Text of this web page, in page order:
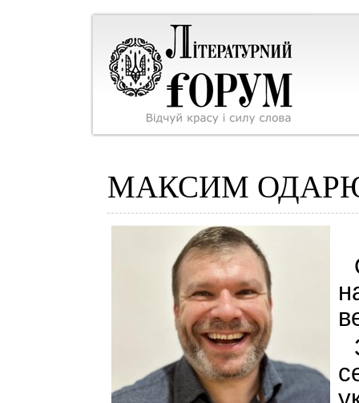
МАКСИМ